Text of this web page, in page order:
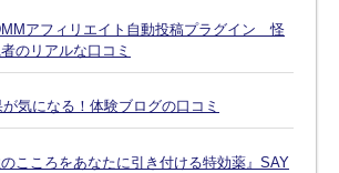
アフィリエイト自動投稿プラグイン 怪
のリアルな口コミ
気になる！体験ブログの口コミ
こころをあなたに引き付ける特効薬』SAY